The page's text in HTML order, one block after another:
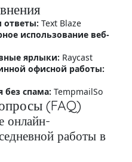
ответы: Text Blaze
использование веб-
ярлыки: Raycast
офисной работы:
без спама: TempmailSo
(FAQ)
онлайн-
работы в